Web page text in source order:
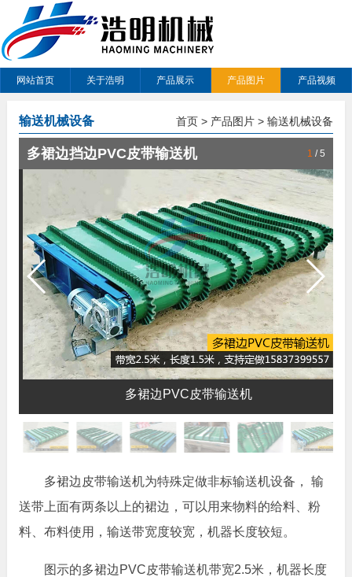
网站首页 关于浩明 产品展示 产品图片 产品视频
输送机械设备 首页 > 产品图片 >输送机械设备
1 /5
多裙边挡边PVC皮带输送机
多裙边PVC皮带输送机
多裙边皮带输送机为特殊定做非标输送机设备， 输
送带上面有两条以上的裙边，可以用来物料的给料、粉
料、布料使用，输送带宽度较宽，机器长度较短。
图示的多裙边PVC皮带输送机带宽2.5米，机器长度